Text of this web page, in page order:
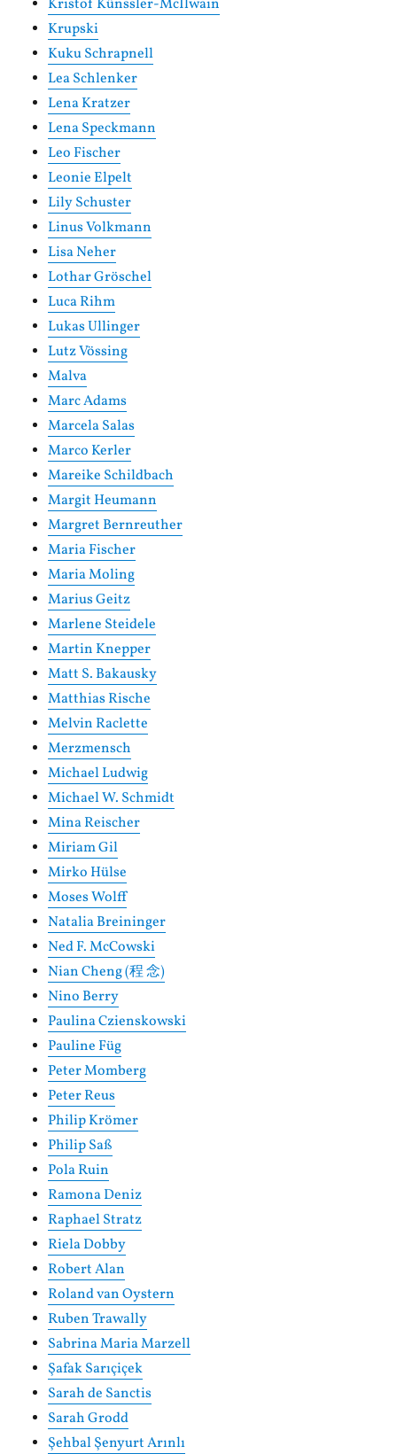
Kristof Künssler-McIlwain
Krupski
Kuku Schrapnell
Lea Schlenker
Lena Kratzer
Lena Speckmann
Leo Fischer
Leonie Elpelt
Lily Schuster
Linus Volkmann
Lisa Neher
Lothar Gröschel
Luca Rihm
Lukas Ullinger
Lutz Vössing
Malva
Marc Adams
Marcela Salas
Marco Kerler
Mareike Schildbach
Margit Heumann
Margret Bernreuther
Maria Fischer
Maria Moling
Marius Geitz
Marlene Steidele
Martin Knepper
Matt S. Bakausky
Matthias Rische
Melvin Raclette
Merzmensch
Michael Ludwig
Michael W. Schmidt
Mina Reischer
Miriam Gil
Mirko Hülse
Moses Wolff
Natalia Breininger
Ned F. McCowski
Nian Cheng (程 念)
Nino Berry
Paulina Czienskowski
Pauline Füg
Peter Momberg
Peter Reus
Philip Krömer
Philip Saß
Pola Ruin
Ramona Deniz
Raphael Stratz
Riela Dobby
Robert Alan
Roland van Oystern
Ruben Trawally
Sabrina Maria Marzell
Şafak Sarıçiçek
Sarah de Sanctis
Sarah Grodd
Şehbal Şenyurt Arınlı